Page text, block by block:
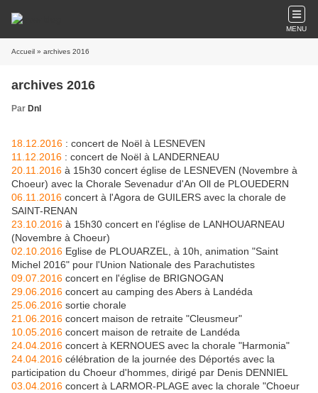
MENU
Accueil » archives 2016
archives 2016
Par Dnl
18.12.2016 : concert de Noël à LESNEVEN
11.12.2016 : concert de Noël à LANDERNEAU
20.11.2016 à 15h30 concert église de LESNEVEN (Novembre à
Choeur) avec la Chorale Sevenadur d'An Oll de PLOUEDERN
06.11.2016 concert à l'Agora de GUILERS avec la chorale de
SAINT-RENAN
23.10.2016 à 15h30 concert en l'église de LANHOUARNEAU
(Novembre à Choeur)
02.10.2016 Eglise de PLOUARZEL, à 10h, animation "Saint
Michel 2016" pour l'Union Nationale des Parachutistes
09.07.2016 concert en l'église de BRIGNOGAN
29.06.2016 concert au camping des Abers à Landéda
25.06.2016 sortie chorale
21.06.2016 concert maison de retraite "Cleusmeur"
10.05.2016 concert maison de retraite de Landéda
24.04.2016 concert à KERNOUES avec la chorale "Harmonia"
24.04.2016 célébration de la journée des Déportés avec la
participation du Choeur d'hommes, dirigé par Denis DENNIEL
03.04.2016 concert à LARMOR-PLAGE avec la chorale "Choeur